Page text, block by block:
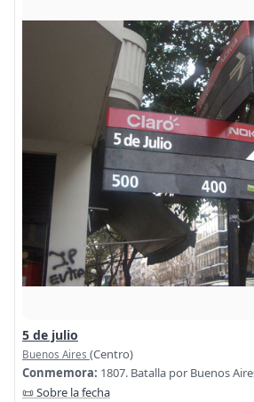
5 de julio
Buenos Aires (Centro)
Conmemora: 1807. Batalla por Buenos
📜 Sobre la fecha